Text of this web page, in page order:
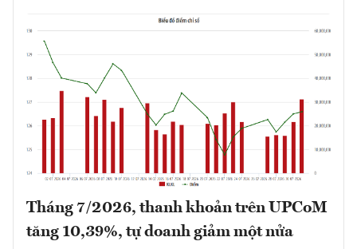
Tháng 7/2026, thanh khoản trên UPCoM
tăng 10,39%, tự doanh giảm một nửa